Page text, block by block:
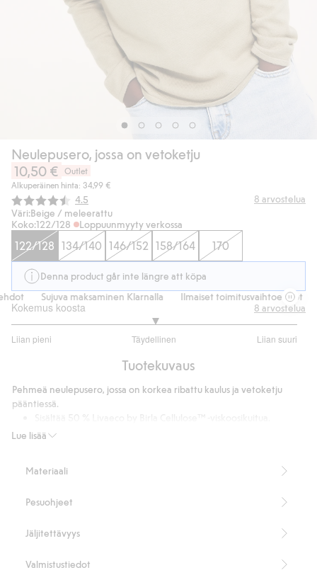
Neulepusero, jossa on vetoketju
10,50 €
Outlet
Alkuperäinen hinta: 34,99 €
Keskimääräinen luokitus:
4.5 8 arvostelua
Väri:Beige / meleerattu
Koko:122/128 Loppuunmyyty verkossa
122/128 134/140 146/152 158/164 170
Denna product går inte längre att köpa
Sujuva maksaminen Klarnalla Ilmaiset toimitusvaihtoehdot
Kokemus koosta
Liian pieni Täydellinen Liian suuri
/
ääneen
8 arvostelua
Tuotekuvaus
Lue lisää
Pehmeä neulepusero, jossa on korkea ribattu kaulus ja vetoketju
pääntiessä.
Tuotenumero
Materiaali
Pesuohjeet
Jäljitettävyys
Valmistustiedot